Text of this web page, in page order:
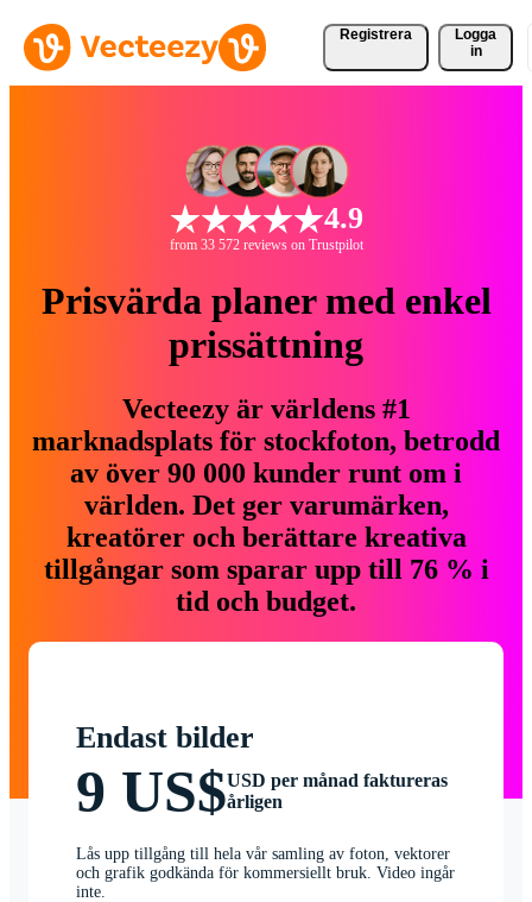
Registrera
Logga
in
4.9
from 33 572 reviews on Trustpilot
Prisvärda planer med enkel
prissättning
Vecteezy är världens #1
marknadsplats för stockfoton, betrodd
av över 90 000 kunder runt om i
världen. Det ger varumärken,
kreatörer och berättare kreativa
tillgångar som sparar upp till 76 % i
tid och budget.
Endast bilder
9 US$USD per månad faktureras
årligen
Lås upp tillgång till hela vår samling av foton, vektorer
och grafik godkända för kommersiellt bruk. Video ingår
inte.